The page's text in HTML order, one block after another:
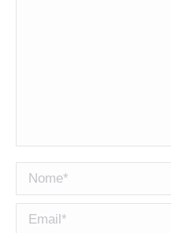
Nome *
Email *